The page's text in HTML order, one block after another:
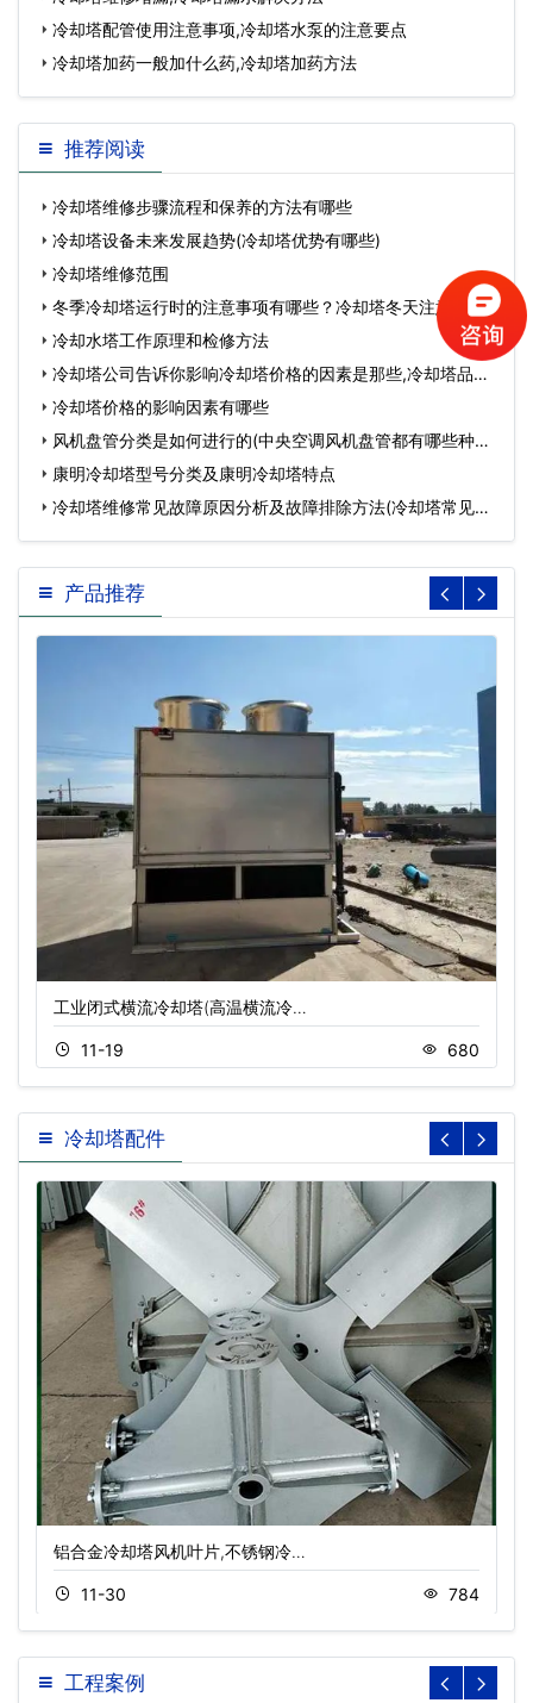
冷却塔配管使用注意事项,冷却塔水泵的注意要点
冷却塔加药一般加什么药,冷却塔加药方法
推荐阅读
冷却塔维修步骤流程和保养的方法有哪些
冷却塔设备未来发展趋势(冷却塔优势有哪些)
冷却塔维修范围
冬季冷却塔运行时的注意事项有哪些？冷却塔冬天注意事
项…冷却水塔工作原理和检修方法
冷却塔公司告诉你影响冷却塔价格的因素是那些,冷却塔品牌
有哪些…
冷却塔价格的影响因素有哪些
风机盘管分类是如何进行的(中央空调风机盘管都有哪些种类)
… 康明冷却塔型号分类及康明冷却塔特点
冷却塔维修常见故障原因分析及故障排除方法(冷却塔常见故
障及解决方法…
产品推荐
工业闭式横流冷却塔(高温横流冷…
11-19 680
冷却塔配件
铝合金冷却塔风机叶片,不锈钢冷…
11-30 784
工程案例